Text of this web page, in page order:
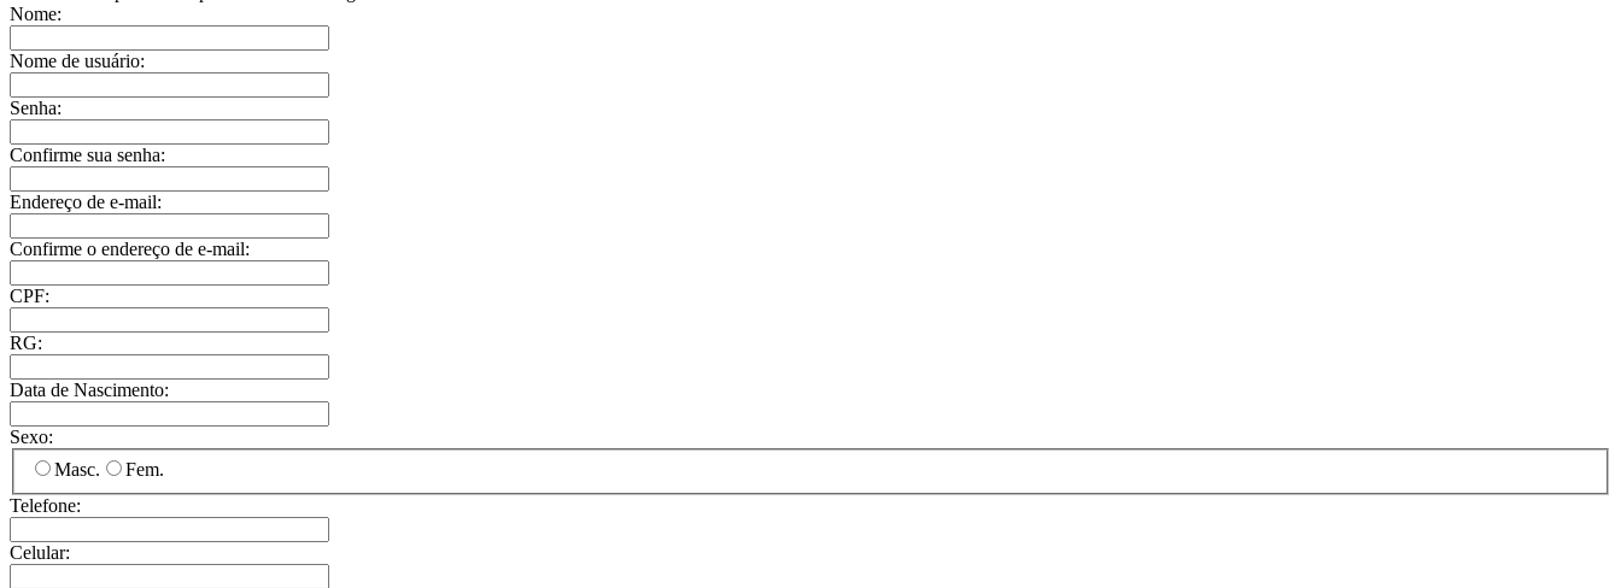
Nome:
Nome de usuário:
Senha:
Confirme sua senha:
Endereço de e-mail:
Confirme o endereço de e-mail:
CPF:
RG:
Data de Nascimento:
Sexo:
Masc.
Fem.
Telefone:
Celular: